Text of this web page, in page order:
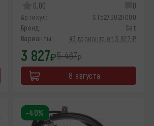
0,00 0
Артикул:
ST527302H000
Бренд:
Sat
Варианты:
43 варианта от 3 827 ₽
3 827₽5 467₽
8 августа
-40%